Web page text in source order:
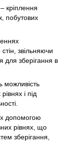
– кріплення
побутових
звільняючи
для зберігання в
можливість
і під
допомогою
рівнях, що
зберігання,